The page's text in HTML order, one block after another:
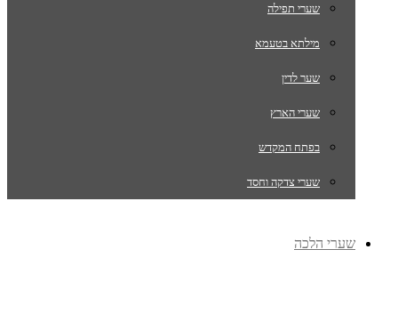
שערי תפילה
מילתא בטעמא
שער לדין
שערי הארץ
בפתח המקדש
שערי צדקה וחסד
שערי הלכה